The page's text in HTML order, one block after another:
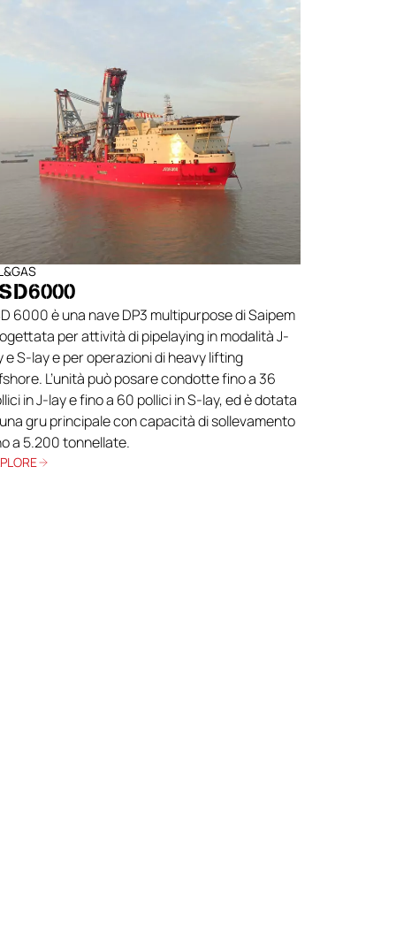
6000 è una nave DP3 multipurpose di Saipem
per attività di pipelaying in modalità J-
e S-lay e per operazioni di heavy lifting
L’unità può posare condotte fino a 36
in J-lay e fino a 60 pollici in S-lay, ed è dotata
gru principale con capacità di sollevamento
a 5.200 tonnellate.